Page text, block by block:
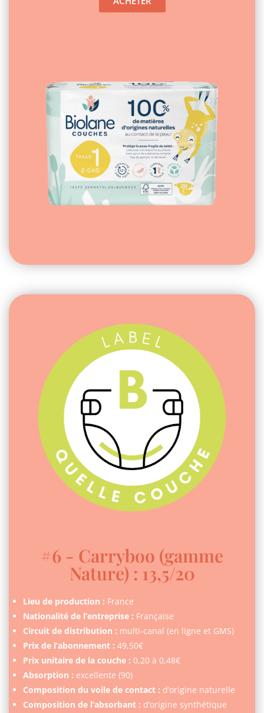
#6 - Carryboo (gamme
Nature) : 13,5/20
Lieu de production : France
Nationalité de l’entreprise : Française
Circuit de distribution : multi-canal (en ligne et GMS)
Prix de l’abonnement : 49,50€
Prix unitaire de la couche : 0,20 à 0,48€
Absorption : excellente (90)
Composition du voile de contact : d’origine naturelle
Composition de l’absorbant : d’origine synthétique